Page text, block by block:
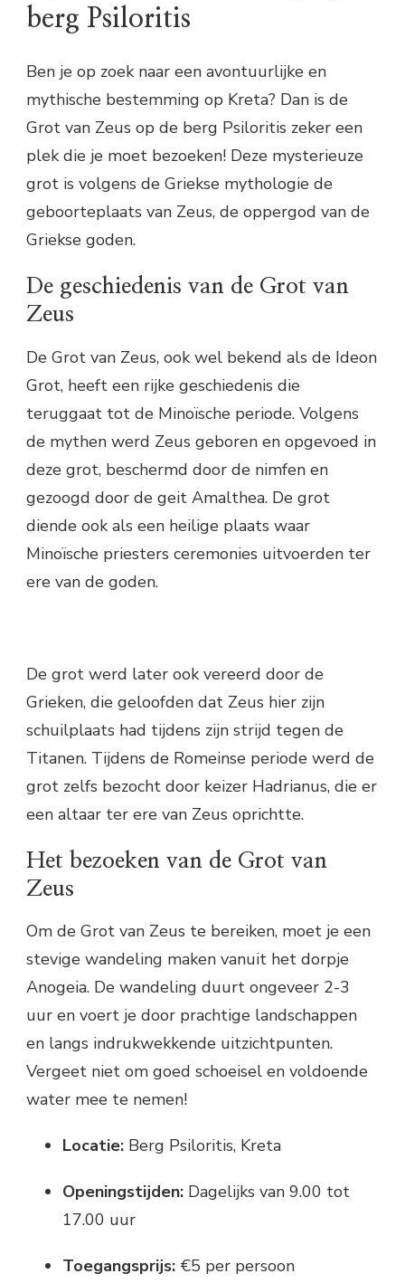
berg Psiloritis
Ben je op zoek naar een avontuurlijke en
mythische bestemming op Kreta? Dan is de
Grot van Zeus op de berg Psiloritis zeker een
plek die je moet bezoeken! Deze mysterieuze
grot is volgens de Griekse mythologie de
geboorteplaats van Zeus, de oppergod van de
Griekse goden.
De geschiedenis van de Grot van
Zeus
De Grot van Zeus, ook wel bekend als de Ideon
Grot, heeft een rijke geschiedenis die
teruggaat tot de Minoïsche periode. Volgens
de mythen werd Zeus geboren en opgevoed in
deze grot, beschermd door de nimfen en
gezoogd door de geit Amalthea. De grot
diende ook als een heilige plaats waar
Minoïsche priesters ceremonies uitvoerden ter
ere van de goden.
De grot werd later ook vereerd door de
Grieken, die geloofden dat Zeus hier zijn
schuilplaats had tijdens zijn strijd tegen de
Titanen. Tijdens de Romeinse periode werd de
grot zelfs bezocht door keizer Hadrianus, die er
een altaar ter ere van Zeus oprichtte.
Het bezoeken van de Grot van
Zeus
Om de Grot van Zeus te bereiken, moet je een
stevige wandeling maken vanuit het dorpje
Anogeia. De wandeling duurt ongeveer 2-3
uur en voert je door prachtige landschappen
en langs indrukwekkende uitzichtpunten.
Vergeet niet om goed schoeisel en voldoende
water mee te nemen!
Locatie: Berg Psiloritis, Kreta
Openingstijden: Dagelijks van 9.00 tot
17.00 uur
Toegangsprijs: €5 per persoon